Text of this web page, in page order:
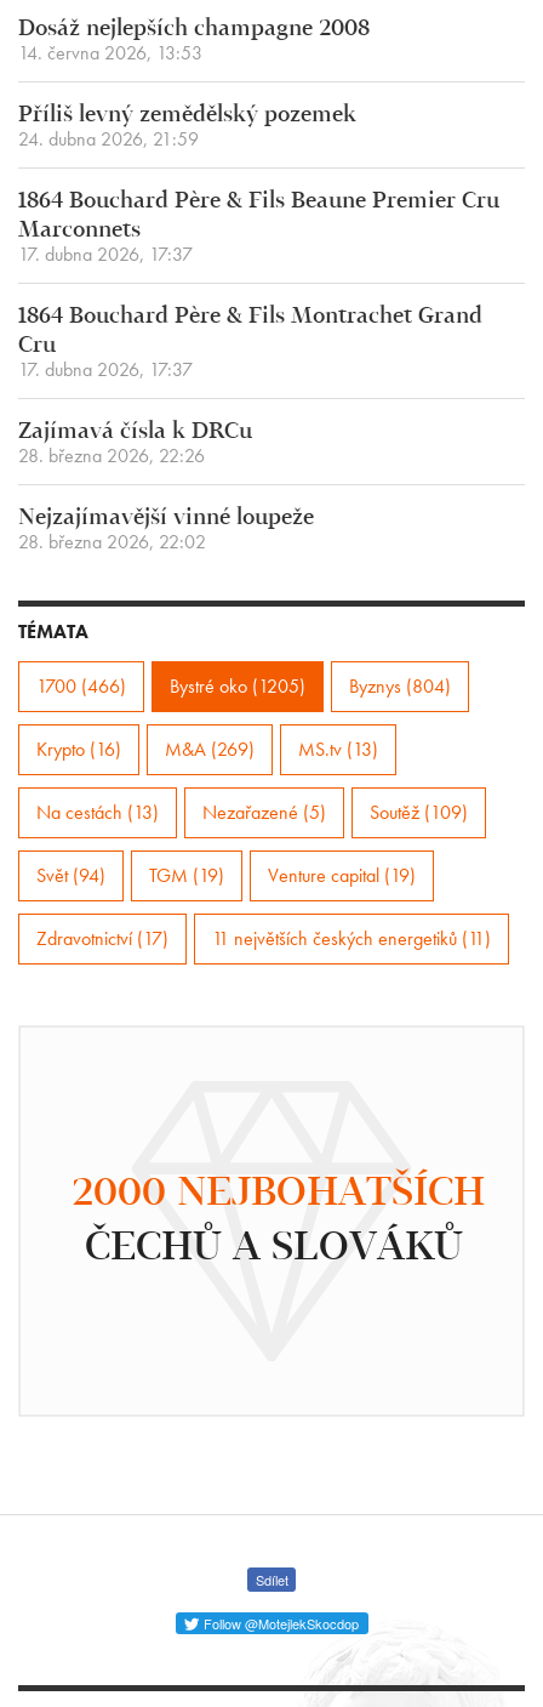
Dosáž nejlepších champagne 2008
14. června 2026, 13:53
Příliš levný zemědělský pozemek
24. dubna 2026, 21:59
1864 Bouchard Père & Fils Beaune Premier Cru
Marconnets
17. dubna 2026, 17:37
1864 Bouchard Père & Fils Montrachet Grand
Cru
17. dubna 2026, 17:37
Zajímavá čísla k DRCu
28. března 2026, 22:26
Nejzajímavější vinné loupeže
28. března 2026, 22:02
TÉMATA
1700 (466) Bystré oko (1205) Byznys (804)
Krypto (16) M&A (269) MS.tv (13)
Na cestách (13) Nezařazené (5) Soutěž (109)
Svět (94) TGM (19) Venture capital (19)
Zdravotnictví (17) 11 největších českých energetiků (11)
2000 NEJBOHATŠÍCH
ČECHŮ A SLOVÁKŮ
Sdílet
Follow @MotejlekSkocdop